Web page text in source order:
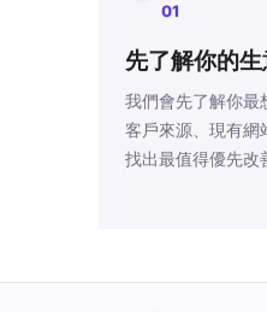
01
先了解你的
我們會先了解你最
客戶來源、現有網
找出最值得優先改